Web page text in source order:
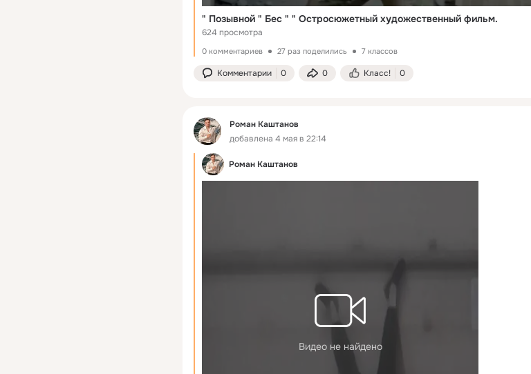
" Позывной " Бес " " Остросюжетный художественный фильм.
624 просмотра
0 комментариев 27 раз поделились 7 классов
Комментарии 0 0 Класс! 0
Роман Каштанов
добавлена 4 мая в 22:14
Роман Каштанов
Видео не найдено